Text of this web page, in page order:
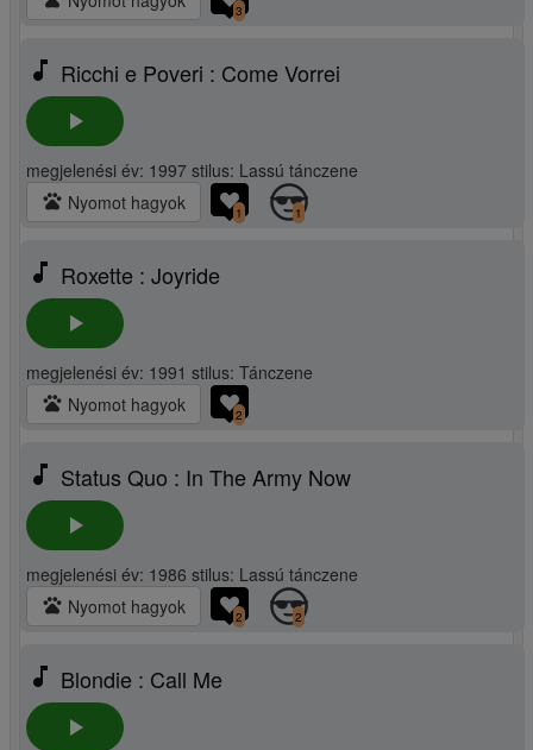
3
music_note Ricchi e Poveri : Come Vorrei
play_arrow
megjelenési év: 1997 stilus: Lassú tánczene
pets Nyomot hagyok 1 1
music_note Roxette : Joyride
play_arrow
megjelenési év: 1991 stilus: Tánczene
pets Nyomot hagyok 2
music_note Status Quo : In The Army Now
play_arrow
megjelenési év: 1986 stilus: Lassú tánczene
pets Nyomot hagyok 2 2
music_note Blondie : Call Me
play_arrow